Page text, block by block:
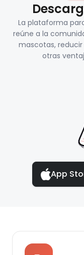
La plataforma
reúne a la
mascotas,
otras
App